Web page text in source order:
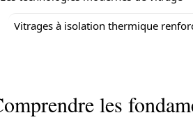
Vitrages à isolation thermique
les